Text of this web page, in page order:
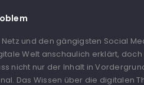
Netz und den gängigsten Social
Welt anschaulich erklärt,
nicht nur der Inhalt in
Das Wissen über die digitalen